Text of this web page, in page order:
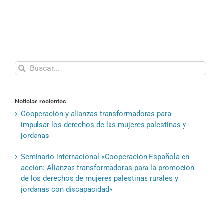
Buscar:
Noticias recientes
Cooperación y alianzas transformadoras para
impulsar los derechos de las mujeres palestinas y
jordanas
Seminario internacional «Cooperación Española en
acción: Alianzas transformadoras para la promoción
de los derechos de mujeres palestinas rurales y
jordanas con discapacidad»